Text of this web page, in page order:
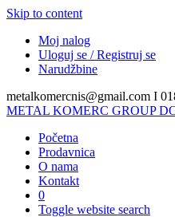
Skip to content
Moj nalog
Uloguj se / Registruj se
Narudžbine
metalkomercnis@gmail.com I
METAL KOMERC GROUP
Početna
Prodavnica
O nama
Kontakt
0
Toggle website search